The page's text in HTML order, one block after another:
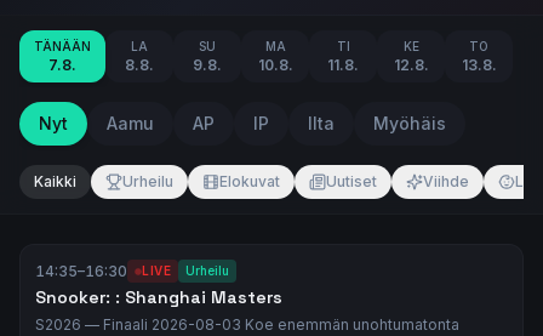
TÄNÄÄN
7.8.
LA
8.8.
SU
9.8.
MA
10.8.
TI
11.8.
KE
12.8.
TO
13.8.
Nyt Aamu AP IP Ilta Myöhäis
Kaikki Urheilu Elokuvat Uutiset Viihde
14:35–16:30 LIVE Urheilu
Snooker: : Shanghai Masters
S2026 — Finaali 2026-08-03 Koe enemmän unohtumatonta